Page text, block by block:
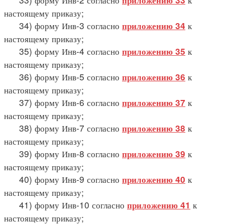
настоящему приказу;
34) форму Инв-3 согласно приложению 34 к
настоящему приказу;
35) форму Инв-4 согласно приложению 35 к
настоящему приказу;
36) форму Инв-5 согласно приложению 36 к
настоящему приказу;
37) форму Инв-6 согласно приложению 37 к
настоящему приказу;
38) форму Инв-7 согласно приложению 38 к
настоящему приказу;
39) форму Инв-8 согласно приложению 39 к
настоящему приказу;
40) форму Инв-9 согласно приложению 40 к
настоящему приказу;
41) форму Инв-10 согласно приложению 41 к
настоящему приказу;